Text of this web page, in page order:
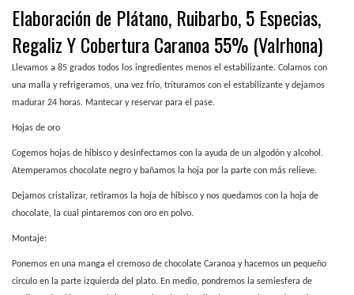
Elaboración de Plátano, Ruibarbo, 5 Especias,
Regaliz Y Cobertura Caranoa 55% (Valrhona)
Llevamos a 85 grados todos los ingredientes menos el estabilizante. Colamos con
una malla y refrigeramos, una vez frío, trituramos con el estabilizante y dejamos
madurar 24 horas. Mantecar y reservar para el pase.
Hojas de oro
Cogemos hojas de hibisco y desinfectamos con la ayuda de un algodón y alcohol.
Atemperamos chocolate negro y bañamos la hoja por la parte con más relieve.
Dejamos cristalizar, retiramos la hoja de hibisco y nos quedamos con la hoja de
chocolate, la cual pintaremos con oro en polvo.
Montaje:
Ponemos en una manga el cremoso de chocolate Caranoa y hacemos un pequeño
circulo en la parte izquierda del plato. En medio, pondremos la semiesfera de